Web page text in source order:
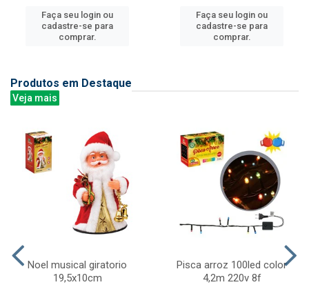
Faça seu login ou
cadastre-se para
comprar.
Faça seu login ou
cadastre-se para
comprar.
Produtos em Destaque
Veja mais
Noel musical giratorio
19,5x10cm
Pisca arroz 100led color
4,2m 220v 8f